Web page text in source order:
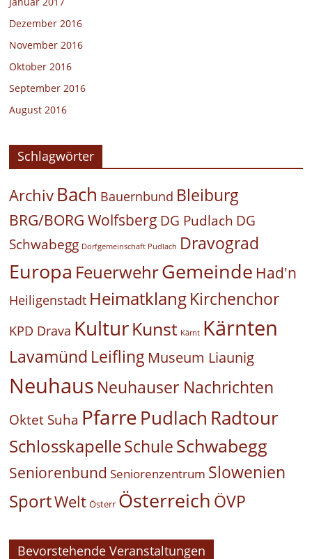
Dezember 2016
November 2016
Oktober 2016
September 2016
August 2016
Schlagwörter
Archiv Bach Bauernbund Bleiburg
BRG/BORG Wolfsberg DG Pudlach DG
Schwabegg Dorfgemeinschaft Pudlach Dravograd
Europa FeuerwehrGemeinde Had'n
Heiligenstadt HeimatklangKirchenchor
KPD Drava KulturKunst Kärnt Kärnten
Lavamünd Leifling Museum Liaunig
Neuhaus Neuhauser Nachrichten
Oktet Suha PfarrePudlach Radtour
SchlosskapelleSchuleSchwabegg
Seniorenbund Seniorenzentrum Slowenien
SportWelt Österr Österreich ÖVP
Bevorstehende Veranstaltungen